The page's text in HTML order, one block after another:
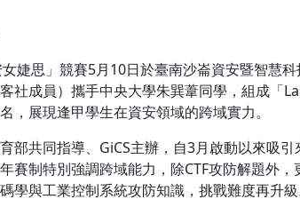
婕思」競賽5月10日於臺南沙崙資安暨智慧
社成員）攜手中央大學朱巽葦同學，組成「
，展現逢甲學生在資安領域的跨域實力。
部共同指導、GiCS主辦，自3月啟動以來吸
賽制特別強調跨域能力，除CTF攻防解題外
學與工業控制系統攻防知識，挑戰難度再升級